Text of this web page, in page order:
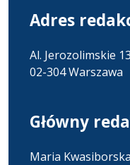
Adres
Al. Jerozolimskie
02-304 Warszawa
Główny
Maria Kwasiborska